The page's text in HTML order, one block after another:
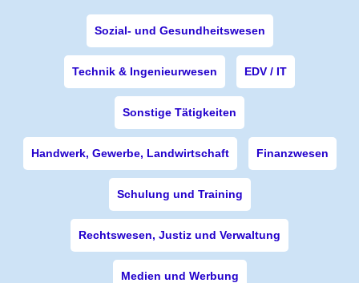
Sozial- und Gesundheitswesen
Technik & Ingenieurwesen EDV / IT
Sonstige Tätigkeiten
Handwerk, Gewerbe, Landwirtschaft Finanzwesen
Schulung und Training
Rechtswesen, Justiz und Verwaltung
Medien und Werbung